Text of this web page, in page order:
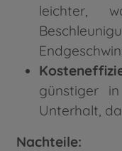
leichter,
günstiger
Unterhalt,
Nachteile: